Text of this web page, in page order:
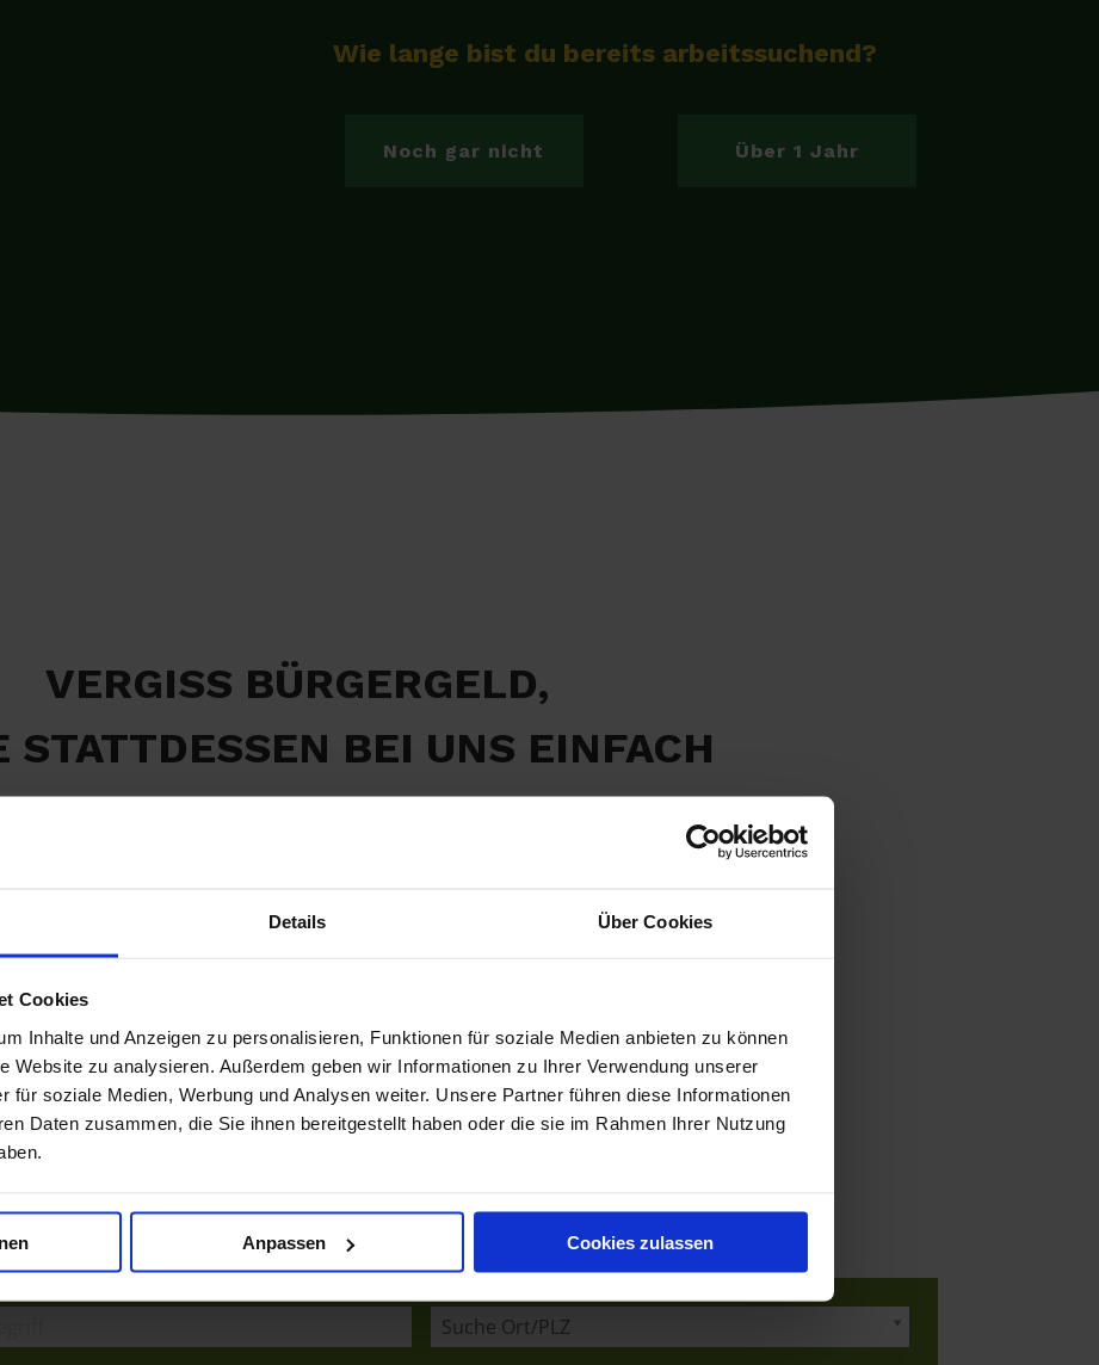
Details Über Cookies
Cookies
Inhalte und Anzeigen zu personalisieren, Funktionen für soziale Medien anbieten zu können
Website zu analysieren. Außerdem geben wir Informationen zu Ihrer Verwendung unserer
für soziale Medien, Werbung und Analysen weiter. Unsere Partner führen diese Informationen
Daten zusammen, die Sie ihnen bereitgestellt haben oder die sie im Rahmen Ihrer Nutzung
Anpassen Cookies zulassen
Wie lange bist du bereits arbeitssuchend?
Noch gar nicht Über 1 Jahr
VERGISS BÜRGERGELD,
STATTDESSEN BEI UNS EINFACH
EINEN NEUEN JOB!